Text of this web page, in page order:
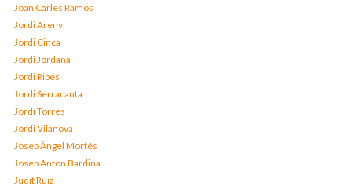
Joan Carles Ramos
Jordi Areny
Jordi Cinca
Jordi Jordana
Jordi Ribes
Jordi Serracanta
Jordi Torres
Jordi Vilanova
Josep Àngel Mortés
Josep Anton Bardina
Judit Ruiz